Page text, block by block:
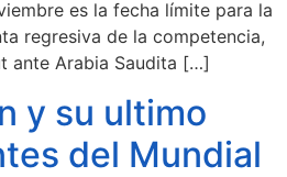
es la fecha límite para la
regresiva de la competencia,
ante Arabia Saudita […]
y su ultimo
del Mundial